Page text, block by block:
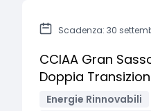
Scadenza: 30
CCIAA Gran
Doppia
Energie Rinnovabili